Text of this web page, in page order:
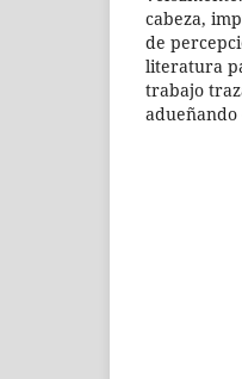
cabeza,
de
literatura
trabajo
adueñando